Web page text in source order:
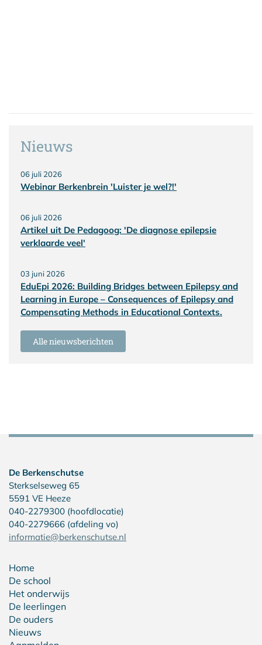
Nieuws
06 juli 2026
Webinar Berkenbrein 'Luister je wel?!'
06 juli 2026
Artikel uit De Pedagoog: 'De diagnose epilepsie
verklaarde veel'
03 juni 2026
EduEpi 2026: Building Bridges between Epilepsy and
Learning in Europe – Consequences of Epilepsy and
Compensating Methods in Educational Contexts.
Alle nieuwsberichten
De Berkenschutse
Sterkselseweg 65
5591 VE Heeze
040-2279300 (hoofdlocatie)
040-2279666 (afdeling vo)
informatie@berkenschutse.nl
Home
De school
Het onderwijs
De leerlingen
De ouders
Nieuws